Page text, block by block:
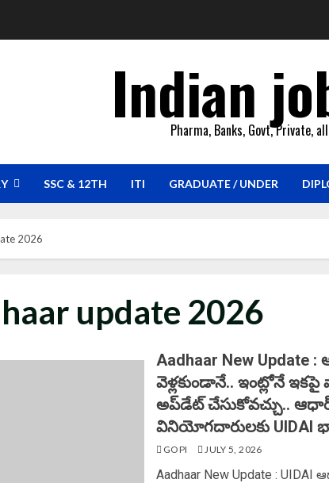
Indian
Pharma, Banks, Govt, Private,
SSC & 12TH ITI GRADUATE / UNDER
2026
update 2026
Aadhaar New Update
వెళ్లకుండానే.. ఇంట్లోనే
అప్‌డేట్ చేసుకోవచ్చు..
వినియోగదారులకు UIDAI
GOPI JULY 5, 2026
Aadhaar New Update : UIDAI